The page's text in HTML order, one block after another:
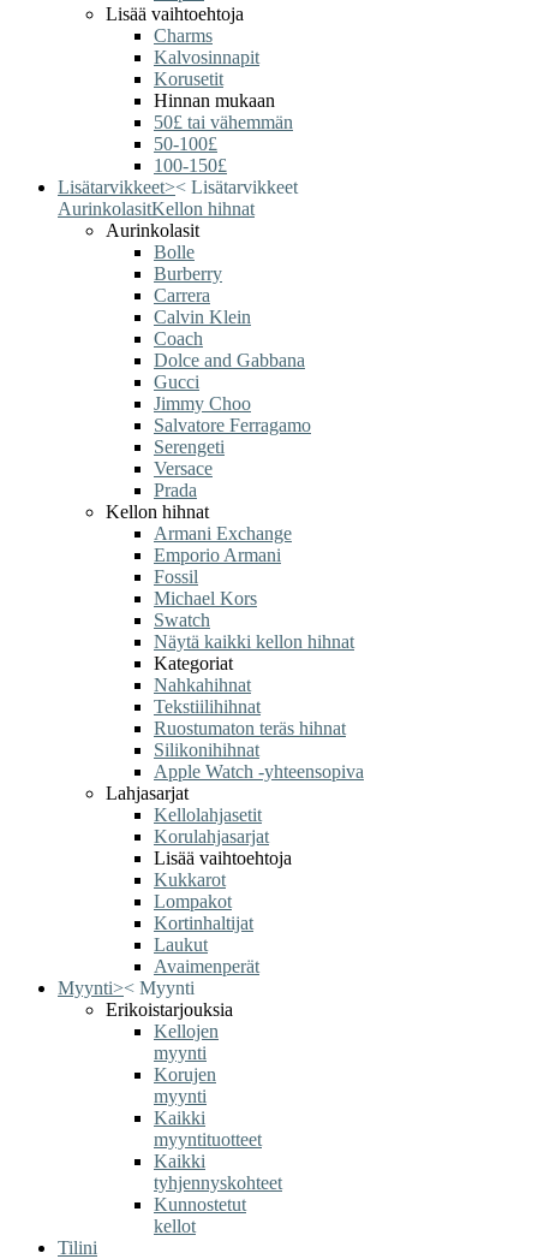
Lisää vaihtoehtoja
Charms
Kalvosinnapit
Korusetit
Hinnan mukaan
50£ tai vähemmän
50-100£
100-150£
Lisätarvikkeet>< Lisätarvikkeet
AurinkolasitKellon hihnat
Aurinkolasit
Bolle
Burberry
Carrera
Calvin Klein
Coach
Dolce and Gabbana
Gucci
Jimmy Choo
Salvatore Ferragamo
Serengeti
Versace
Prada
Kellon hihnat
Armani Exchange
Emporio Armani
Fossil
Michael Kors
Swatch
Näytä kaikki kellon hihnat
Kategoriat
Nahkahihnat
Tekstiilihihnat
Ruostumaton teräs hihnat
Silikonihihnat
Apple Watch -yhteensopiva
Lahjasarjat
Kellolahjasetit
Korulahjasarjat
Lisää vaihtoehtoja
Kukkarot
Lompakot
Kortinhaltijat
Laukut
Avaimenperät
Myynti>< Myynti
Erikoistarjouksia
Kellojen
myynti
Korujen
myynti
Kaikki
myyntituotteet
Kaikki
tyhjennyskohteet
Kunnostetut
kellot
Tilini